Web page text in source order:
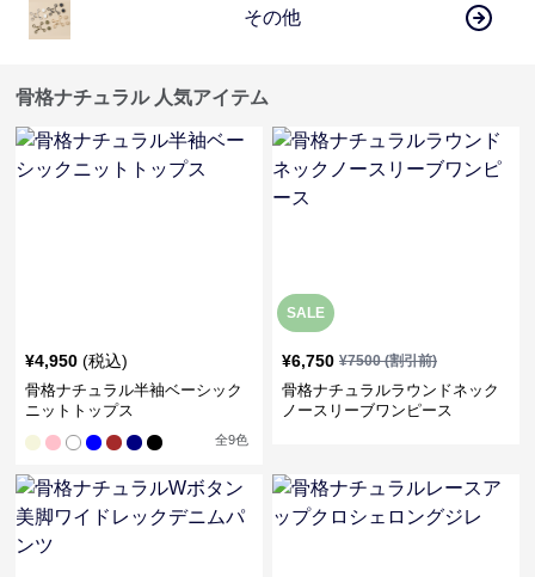
その他
骨格ナチュラル 人気アイテム
¥4,950 (税込)
骨格ナチュラル半袖ベーシック
ニットトップス
全9色
SALE
¥6,750 ¥7500(割引前)
骨格ナチュラルラウンドネック
ノースリーブワンピース